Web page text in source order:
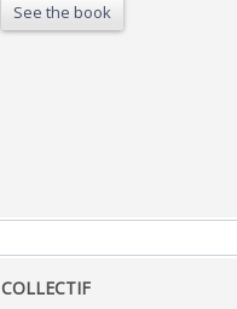
See the book
‎COLLECTIF‎